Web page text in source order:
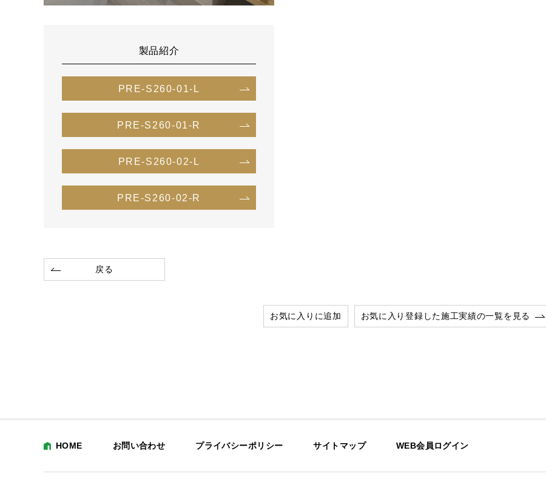
製品紹介
PRE-S260-01-L
PRE-S260-01-R
PRE-S260-02-L
PRE-S260-02-R
戻る
お気に入りに追加 お気に入り登録した施工実績の一覧を見る
HOME お問い合わせ プライバシーポリシー サイトマップ WEB会員ログイン